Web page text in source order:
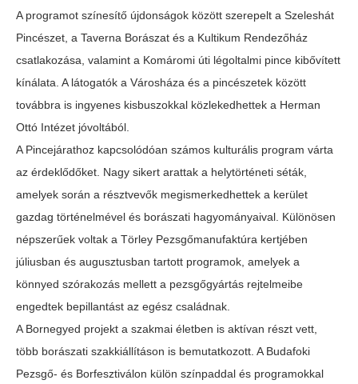
A programot színesítő újdonságok között szerepelt a Szeleshát
Pincészet, a Taverna Borászat és a Kultikum Rendezőház
csatlakozása, valamint a Komáromi úti légoltalmi pince kibővített
kínálata. A látogatók a Városháza és a pincészetek között
továbbra is ingyenes kisbuszokkal közlekedhettek a Herman
Ottó Intézet jóvoltából.
A Pincejárathoz kapcsolódóan számos kulturális program várta
az érdeklődőket. Nagy sikert arattak a helytörténeti séták,
amelyek során a résztvevők megismerkedhettek a kerület
gazdag történelmével és borászati hagyományaival. Különösen
népszerűek voltak a Törley Pezsgőmanufaktúra kertjében
júliusban és augusztusban tartott programok, amelyek a
könnyed szórakozás mellett a pezsgőgyártás rejtelmeibe
engedtek bepillantást az egész családnak.
A Bornegyed projekt a szakmai életben is aktívan részt vett,
több borászati szakkiállításon is bemutatkozott. A Budafoki
Pezsgő- és Borfesztiválon külön színpaddal és programokkal